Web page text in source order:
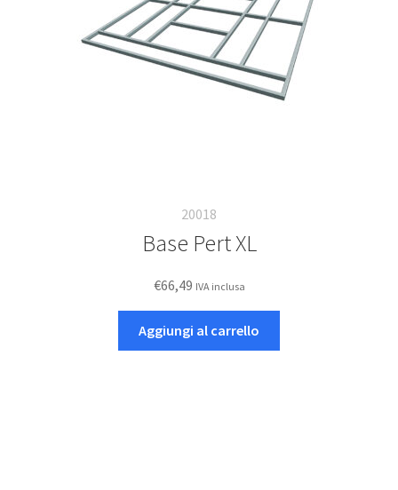
20018
Base Pert XL
€66,49 IVA inclusa
Aggiungi al carrello